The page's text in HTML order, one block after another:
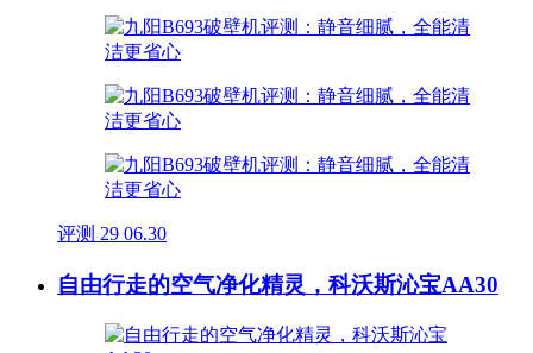
评测 29 06.30
自由行走的空气净化精灵，科沃斯沁宝AA30